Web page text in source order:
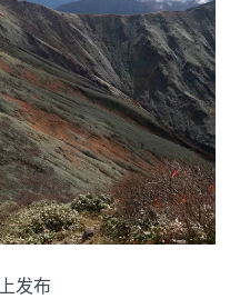
上发布